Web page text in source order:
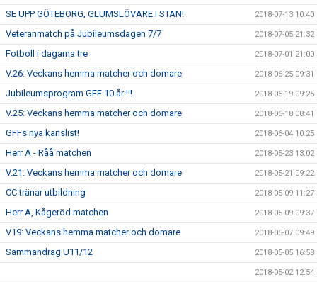
SE UPP GÖTEBORG, GLUMSLÖVARE I STAN! 2018-07-13 10:40
Veteranmatch på Jubileumsdagen 7/7 2018-07-05 21:32
Fotboll i dagarna tre 2018-07-01 21:00
V.26: Veckans hemma matcher och domare 2018-06-25 09:31
Jubileumsprogram GFF 10 år !!! 2018-06-19 09:25
V.25: Veckans hemma matcher och domare 2018-06-18 08:41
GFFs nya kanslist! 2018-06-04 10:25
Herr A - Råå matchen 2018-05-23 13:02
V.21: Veckans hemma matcher och domare 2018-05-21 09:22
CC tränar utbildning 2018-05-09 11:27
Herr A, Kågeröd matchen 2018-05-09 09:37
V19: Veckans hemma matcher och domare 2018-05-07 09:49
Sammandrag U11/12 2018-05-05 16:58
2018-05-02 12:54